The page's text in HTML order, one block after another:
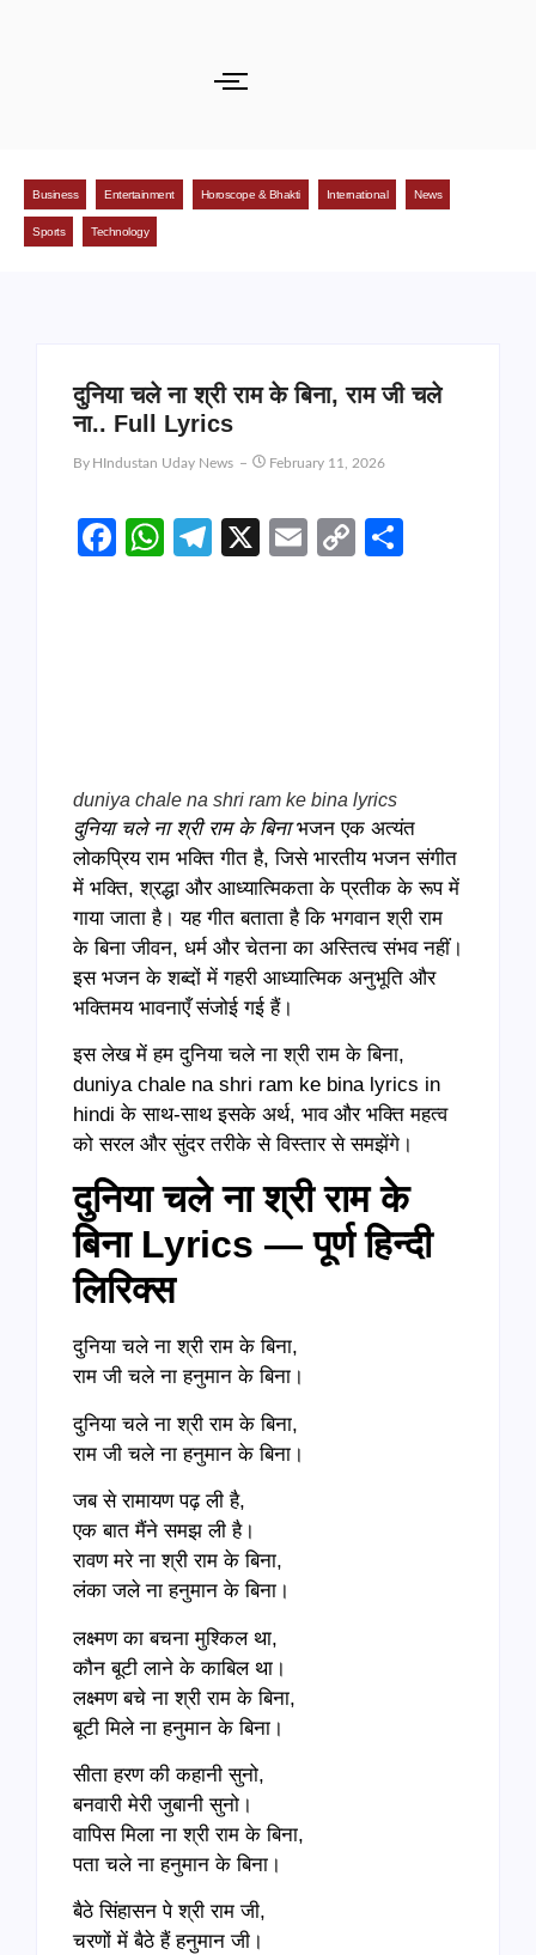
Business Entertainment Horoscope & Bhakti International News
Sports Technology
दुनिया चले ना श्री राम के बिना, राम जी चले
ना.. Full Lyrics
By HIndustan Uday News February 11, 2026
Facebook
WhatsApp
Telegram
X EmailCopy
duniya chale na shri ram ke bina lyrics
दुनिया चले ना श्री राम के बिनाभजन एक अत्यंत
लोकप्रिय राम भक्ति गीत है, जिसे भारतीय भजन संगीत
में भक्ति, श्रद्धा और आध्यात्मिकता के प्रतीक के रूप में
गाया जाता है। यह गीत बताता है कि भगवान श्री राम
के बिना जीवन, धर्म और चेतना का अस्तित्व संभव नहीं।
इस भजन के शब्दों में गहरी आध्यात्मिक अनुभूति और
भक्तिमय भावनाएँ संजोई गई हैं।
इस लेख में हम दुनिया चले ना श्री राम के बिना,
duniya chale na shri ram ke bina lyrics in
hindi के साथ-साथ इसके अर्थ, भाव और भक्ति महत्व
को सरल और सुंदर तरीके से विस्तार से समझेंगे।
दुनिया चले ना श्री राम के
बिना Lyrics — पूर्ण हिन्दी
लिरिक्स
दुनिया चले ना श्री राम के बिना,
राम जी चले ना हनुमान के बिना।
दुनिया चले ना श्री राम के बिना,
राम जी चले ना हनुमान के बिना।
जब से रामायण पढ़ ली है,
एक बात मैंने समझ ली है।
रावण मरे ना श्री राम के बिना,
लंका जले ना हनुमान के बिना।
लक्ष्मण का बचना मुश्किल था,
कौन बूटी लाने के काबिल था।
लक्ष्मण बचे ना श्री राम के बिना,
बूटी मिले ना हनुमान के बिना।
सीता हरण की कहानी सुनो,
बनवारी मेरी जुबानी सुनो।
वापिस मिला ना श्री राम के बिना,
पता चले ना हनुमान के बिना।
बैठे सिंहासन पे श्री राम जी,
चरणों में बैठे हैं हनुमान जी।